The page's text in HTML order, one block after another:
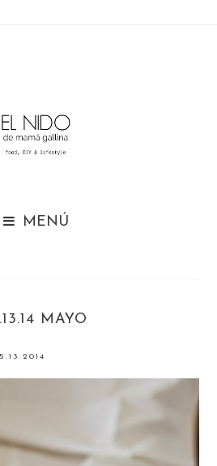

MAYO
5.13.2014